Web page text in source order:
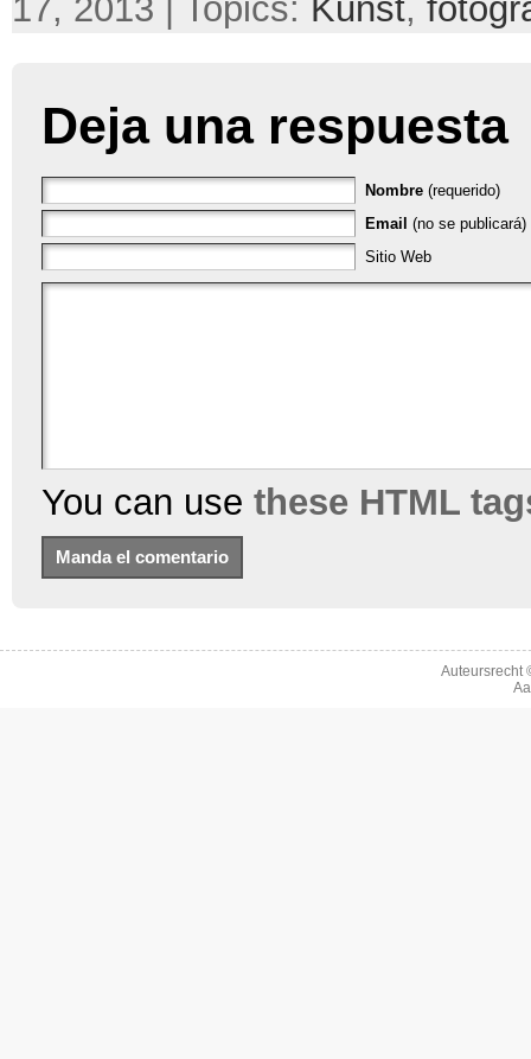
17, 2013 | Topics: Kunst,
Deja una respuesta
Nombre (requerido)
Email (no se publicará)
Sitio Web
You can use these HTML
Auteursrecht